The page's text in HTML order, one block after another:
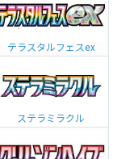
テラスタルフェスex
ステラミラクル